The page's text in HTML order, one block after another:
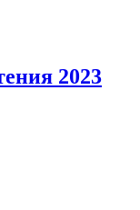
2023